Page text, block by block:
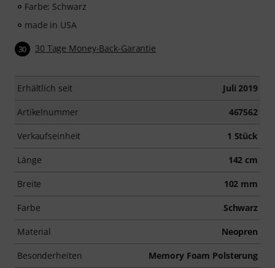
Farbe: Schwarz
made in USA
30 30 Tage Money-Back-Garantie
Erhältlich seit Juli 2019
Artikelnummer 467562
Verkaufseinheit 1 Stück
Länge 142 cm
Breite 102 mm
Farbe Schwarz
Material Neopren
Besonderheiten Memory Foam Polsterung